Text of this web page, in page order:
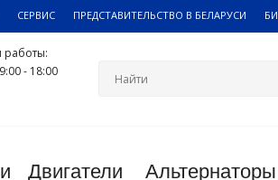
СЕРВИС ПРЕДСТАВИТЕЛЬСТВО В БЕЛАРУСИ
работы:
- 18:00
Двигатели Альтернаторы